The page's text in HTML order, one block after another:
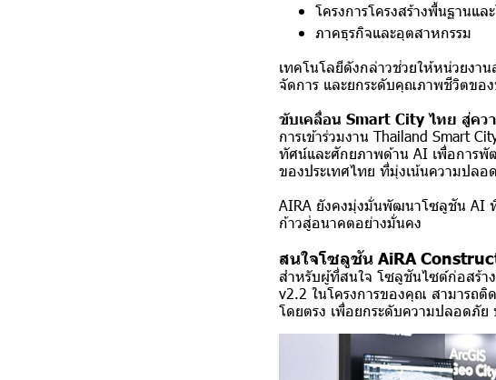
โครงการโครงสร้างพื้นฐานแล
ภาคธุรกิจและอุตสาหกรรม
เทคโนโลยีดังกล่าวช่วยให้หน่วยงา
จัดการ และยกระดับคุณภาพชีวิตของ
ขับเคลื่อน Smart City ไทย สู่คว
การเข้าร่วมงาน Thailand Smart
ทัศน์และศักยภาพด้าน AI เพื่อการพั
ของประเทศไทย ที่มุ่งเน้นความปล
AIRA ยังคงมุ่งมั่นพัฒนาโซลูชัน AI
ก้าวสู่อนาคตอย่างมั่นคง
สนใจโซลูชัน AiRA
สำหรับผู้ที่สนใจ โซลูชันไซต์ก่อสร้าง
v2.2 ในโครงการของคุณ สามารถติ
โดยตรง เพื่อยกระดับความปลอดภัย